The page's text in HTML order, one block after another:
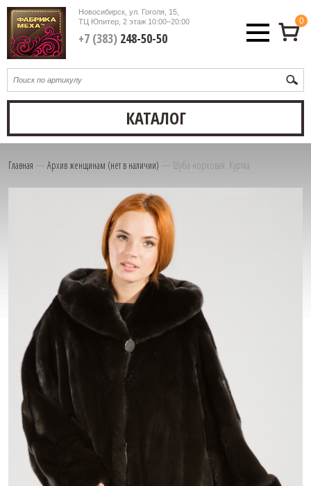
Новосибирск, ул. Гоголя, 15,
ТЦ Юпитер, 2 этаж10:00–20:00
+7 (383)248-50-50
0
КАТАЛОГ
Главная — Архив женщинам (нет в наличии) — Шуба норковая. Куртка